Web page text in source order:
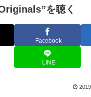
を聴く
Facebook
LINE